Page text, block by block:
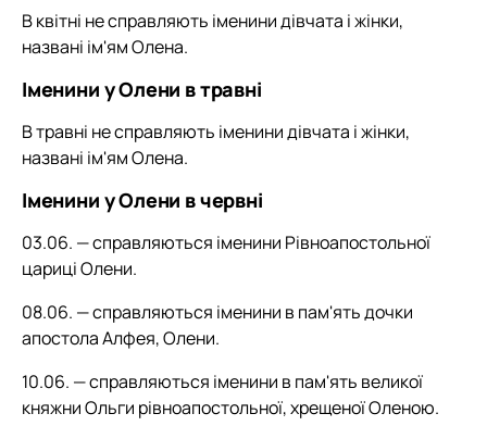
В квітні не справляють іменини дівчата і жінки,
названі ім'ям Олена.
Іменини у Олени в травні
В травні не справляють іменини дівчата і жінки,
названі ім'ям Олена.
Іменини у Олени в червні
03.06. — справляються іменини Рівноапостольної
цариці Олени.
08.06. — справляються іменини в пам'ять дочки
апостола Алфея, Олени.
10.06. — справляються іменини в пам'ять великої
княжни Ольги рівноапостольної, хрещеної Оленою.